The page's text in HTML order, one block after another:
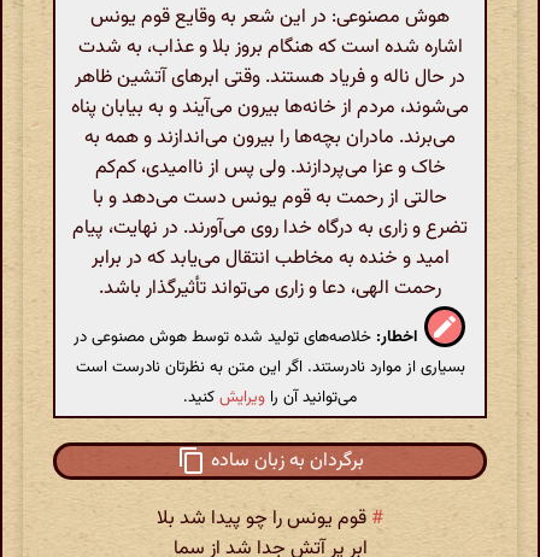
هوش مصنوعی: در این شعر به وقایع قوم یونس
اشاره شده است که هنگام بروز بلا و عذاب، به شدت
در حال ناله و فریاد هستند. وقتی ابرهای آتشین ظاهر
می‌شوند، مردم از خانه‌ها بیرون می‌آیند و به بیابان پناه
می‌برند. مادران بچه‌ها را بیرون می‌اندازند و همه به
خاک و عزا می‌پردازند. ولی پس از ناامیدی، کم‌کم
حالتی از رحمت به قوم یونس دست می‌دهد و با
تضرع و زاری به درگاه خدا روی می‌آورند. در نهایت، پیام
امید و خنده به مخاطب انتقال می‌یابد که در برابر
رحمت الهی، دعا و زاری می‌تواند تأثیرگذار باشد.
اخطار: خلاصه‌های تولید شده توسط هوش مصنوعی در
بسیاری از موارد نادرستند. اگر این متن به نظرتان نادرست است
می‌توانید آن را ویرایشکنید.
برگردان به زبان ساده
# قوم یونس را چو پیدا شد بلا
ابر پر آتش جدا شد از سما